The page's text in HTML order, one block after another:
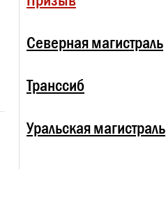
Северная магистраль
Транссиб
Уральская магистраль